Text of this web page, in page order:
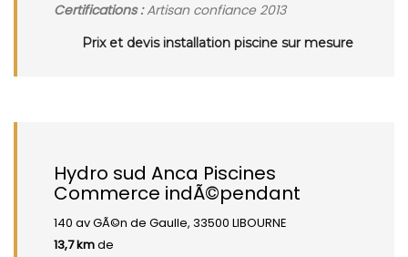
Certifications :Artisan confiance 2013
Prix et devis installation piscine sur mesure
Hydro sud Anca Piscines
Commerce indÃ©pendant
140 av GÃ©n de Gaulle, 33500 LIBOURNE
13,7 kmde